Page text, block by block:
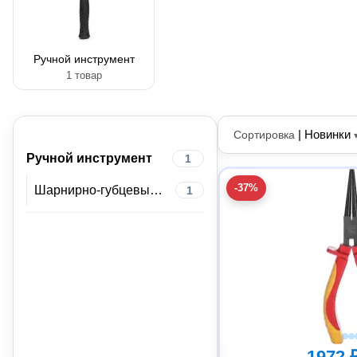
Ручной инструмент
1 товар
Ручной инструмент 1
Шарнирно-губцевый инструмент 1
Сортировка | Новинки
-37%